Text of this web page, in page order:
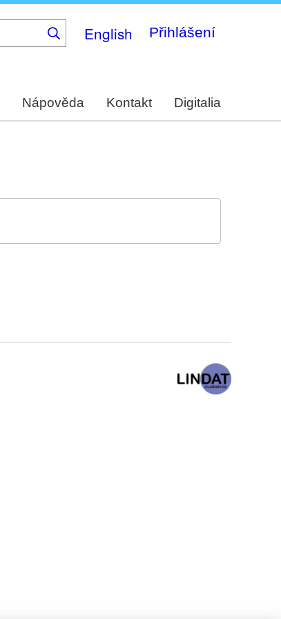
English Přihlášení
Nápověda Kontakt Digitalia